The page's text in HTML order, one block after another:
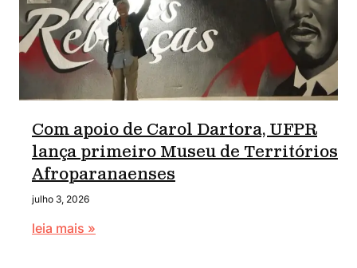
Com apoio de Carol Dartora, UFPR
lança primeiro Museu de Territórios
Afroparanaenses
julho 3, 2026
leia mais »